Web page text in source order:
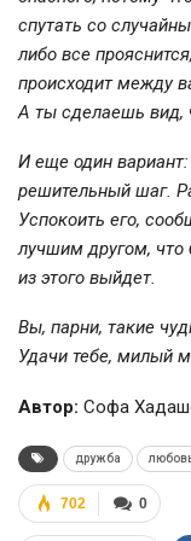
спутать со
либо все
происходит между
А ты сделаешь вид,
И еще один
решительный шаг.
Успокоить его,
лучшим другом, что
из этого выйдет.
Вы, парни, такие
Удачи тебе, милый
Автор: Софа
дружба
0
702